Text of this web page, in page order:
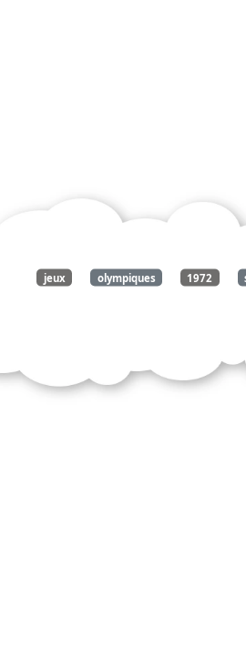
jeux olympiques 1972